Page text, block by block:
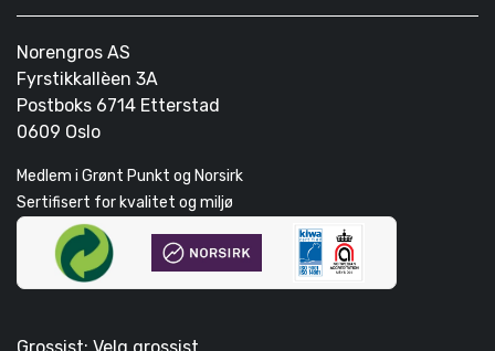
Norengros AS
Fyrstikkallèen 3A
Postboks 6714 Etterstad
0609 Oslo
Medlem i Grønt Punkt og Norsirk
Sertifisert for kvalitet og miljø